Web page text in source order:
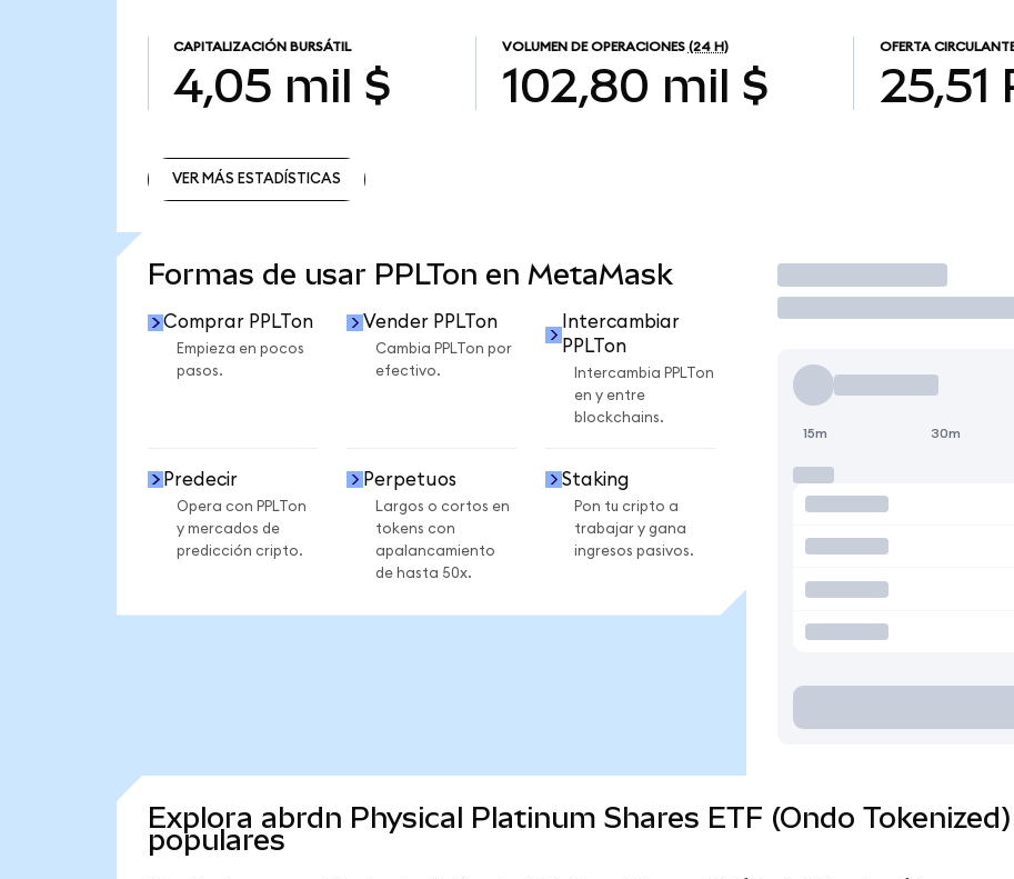
CAPITALIZACIÓN BURSÁTIL
4,05 mil $
VOLUMEN DE OPERACIONES (24 H)
102,80 mil $
OFERTA
25,51
VER MÁS ESTADÍSTICAS
Formas de usar PPLTon en MetaMask
Comprar PPLTon
Empieza en pocos
pasos.
Vender PPLTon
Cambia PPLTon por
efectivo.
Intercambiar
PPLTon
Intercambia PPLTon
en y entre
blockchains.
Predecir
Opera con PPLTon
y mercados de
predicción cripto.
Perpetuos
Largos o cortos en
tokens con
apalancamiento
de hasta 50x.
Staking
Pon tu cripto a
trabajar y gana
ingresos pasivos.
Operar
15m 30m
Explora abrdn Physical Platinum Shares ETF (Ondo
populares